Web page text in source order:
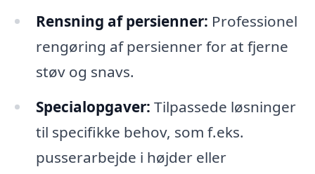
Rensning af persienner: Professionel
rengøring af persienner for at fjerne
støv og snavs.
Specialopgaver: Tilpassede løsninger
til specifikke behov, som f.eks.
pusserarbejde i højder eller